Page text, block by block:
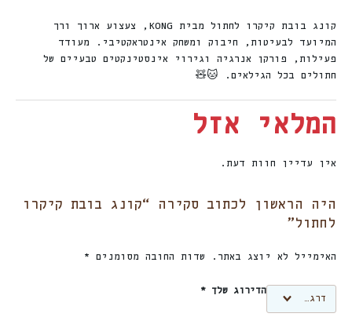
קונג בובת קיקרו לחתול מבית KONG, צעצוע ארוך ורך
המיועד לבעיטות, חיבוק ומשחק אינטראקטיבי. מעודד
פעילות, פורקן אנרגיה וגירוי אינסטינקטים טבעיים של
חתולים בכל הגילאים. 🐱🧸
המלאי אזל
אין עדיין חוות דעת.
היה הראשון לכתוב סקירה “קונג בובת קיקרו
לחתול”
האימייל לא יוצג באתר. שדות החובה מסומנים *
הדירוג שלך *